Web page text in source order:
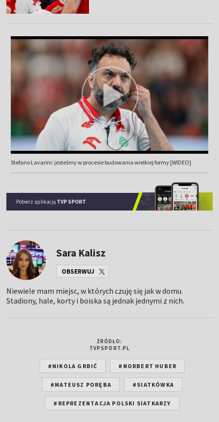
Stefano Lavarini: jesteśmy w procesie budowania wielkiej formy [WIDEO]
Pobierz aplikację TVP SPORT
Sara Kalisz
OBSERWUJ
Niewiele mam miejsc, w których czuję się jak w domu.
Stadiony, hale, korty i boiska są jednak jednymi z nich.
ŹRÓDŁO:
TVPSPORT.PL
#NIKOLA GRBIĆ #NORBERT HUBER
#MATEUSZ PORĘBA #SIATKÓWKA
#REPREZENTACJA POLSKI SIATKARZY